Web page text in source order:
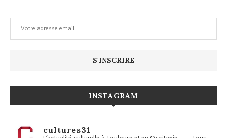
INSTAGRAM
cultures31